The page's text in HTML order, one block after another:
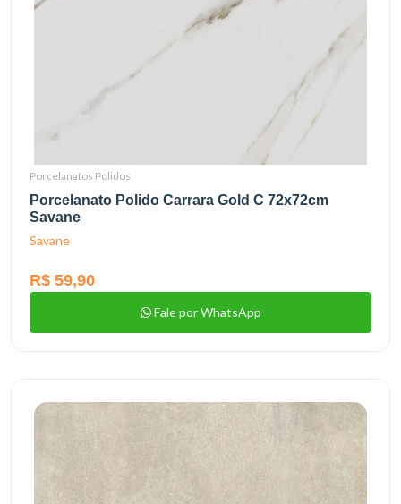
Porcelanatos Polidos
Porcelanato Polido Carrara Gold C 72x72cm
Savane
Savane
R$ 59,90
Fale por WhatsApp